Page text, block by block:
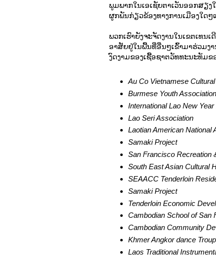
ພູມພາກໃນເອເຊັຍຕາເວັນອອກສຽງ
ຜູກພັນກ່ຽວຂ້ອງທາງການເມືອງໃດ
ພວກເຮົາຍັງຈະຈັດງານໃນເຂຕເທ
ອາສັຍຢູ່ໃນພື້ນທີ່ອື່ນໆເຂົ້າມາຮ່ວມງ
ງົດງາມຂອງເຊື້ອຊາຕວັທທະນະທັມຂ
Au Co Vietnamese
Burmese Youth
International Lao New
Lao Seri Association
Laotian American National
SamakiProject
San Francisco Recreation
South East Asian Cultural
SEAACC Tenderloin
SamakiProject
Tenderloin Economic
Cambodian School of San
Cambodian Community
Khmer Angkor dance
Laos Traditional